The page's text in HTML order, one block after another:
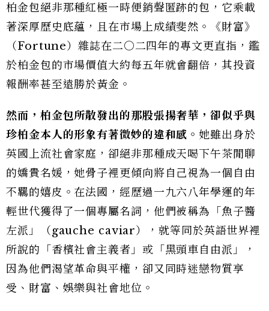
柏金包絕非那種紅極一時便銷聲匿跡的包，它乘載
著深厚歷史底蘊，且在市場上成績斐然。《財富》
（Fortune）雜誌在二○二四年的專文更直指，鑑
於柏金包的市場價值大約每五年就會翻倍，其投資
報酬率甚至遠勝於黃金。
然而，柏金包所散發出的那股張揚奢華，卻似乎與
珍柏金本人的形象有著微妙的違和感。 她雖出身於
英國上流社會家庭，卻絕非那種成天喝下午茶閒聊
的嬌貴名媛，她骨子裡更傾向將自己視為一個自由
不羈的嬉皮。在法國，經歷過一九六八年學運的年
輕世代獲得了一個專屬名詞，他們被稱為「魚子醬
左派」（gauche caviar），就等同於英語世界裡
所說的「香檳社會主義者」或「黑頭車自由派」，
因為他們渴望革命與平權，卻又同時迷戀物質享
受、財富、娛樂與社會地位。